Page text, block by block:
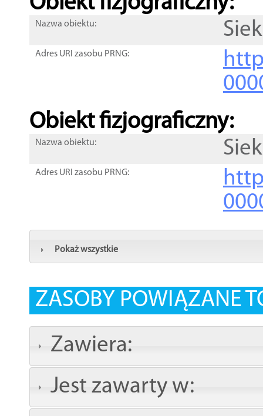
Nazwa obiektu:
Adres URI zasobu PRNG:
Obiekt fizjograficzny:
Nazwa obiektu:
Adres URI zasobu PRNG:
Pokaż wszystkie
ZASOBY POWIĄZANE
Zawiera:
Jest zawarty w: